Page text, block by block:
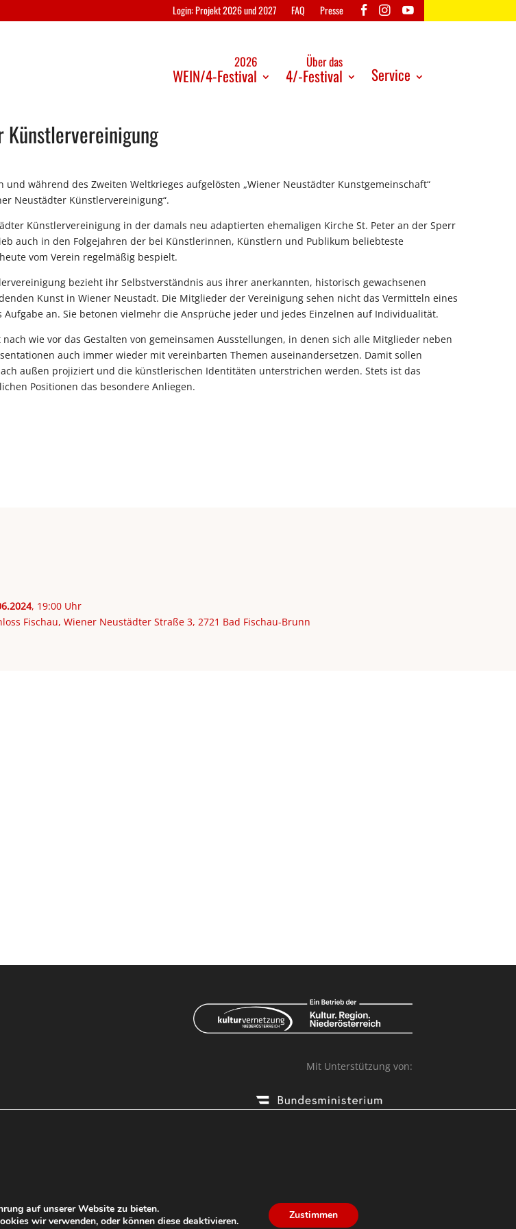
Login: Projekt 2026 und 2027 FAQ Presse
2026
WEIN/4-Festival
Über das
4/-Festival Service
Künstlervereinigung
und während des Zweiten Weltkrieges aufgelösten „Wiener Neustädter Kunstgemeinschaft“
Neustädter Künstlervereinigung“.
Künstlervereinigung in der damals neu adaptierten ehemaligen Kirche St. Peter an der Sperr
auch in den Folgejahren der bei Künstlerinnen, Künstlern und Publikum beliebteste
vom Verein regelmäßig bespielt.
bezieht ihr Selbstverständnis aus ihrer anerkannten, historisch gewachsenen
Kunst in Wiener Neustadt. Die Mitglieder der Vereinigung sehen nicht das Vermitteln eines
an. Sie betonen vielmehr die Ansprüche jeder und jedes Einzelnen auf Individualität.
wie vor das Gestalten von gemeinsamen Ausstellungen, in denen sich alle Mitglieder neben
auch immer wieder mit vereinbarten Themen auseinandersetzen. Damit sollen
außen projiziert und die künstlerischen Identitäten unterstrichen werden. Stets ist das
Positionen das besondere Anliegen.
, 19:00 Uhr
Fischau, Wiener Neustädter Straße 3, 2721 Bad Fischau-Brunn
Mit Unterstützung von:
auf unserer Website zu bieten.
wir verwenden, oder können diese deaktivieren. Zustimmen